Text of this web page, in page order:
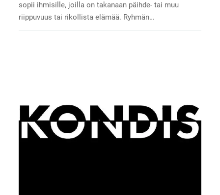
sopii ihmisille, joilla on takanaan päihde- tai muu
riippuvuus tai rikollista elämää. Ryhmän…